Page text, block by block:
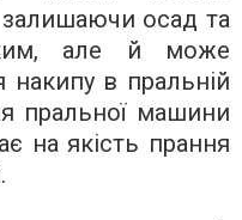
залишаючи осад та
але й може
накипу в пральній
пральної машини
на якість прання